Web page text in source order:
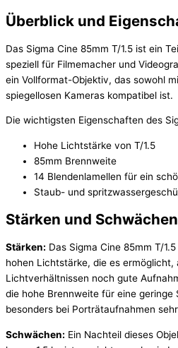
Überblick und
Das Sigma Cine 85mm T/1.5 ist ein
speziell für Filmemacher und
ein Vollformat-Objektiv, das sowohl
spiegellosen Kameras kompatibel ist.
Die wichtigsten Eigenschaften des
Hohe Lichtstärke von T/1.5
85mm Brennweite
14 Blendenlamellen für ein
Staub- und
Stärken und Schwächen
Stärken: Das Sigma Cine 85mm T/
hohen Lichtstärke, die es ermöglicht,
Lichtverhältnissen noch gute
die hohe Brennweite für eine
besonders bei Porträtaufnahmen
Schwächen: Ein Nachteil dieses